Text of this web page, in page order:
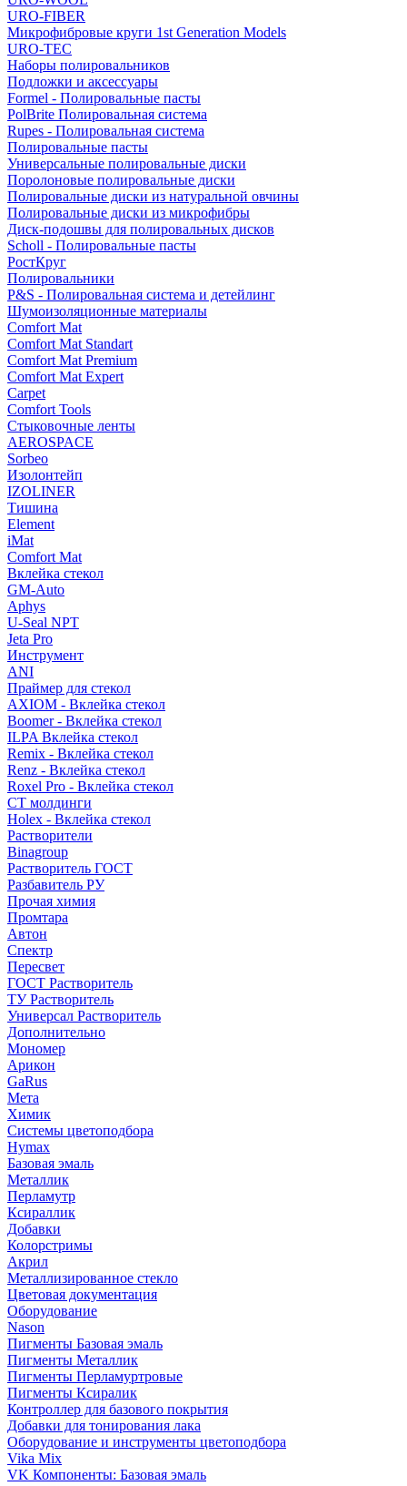
URO-FIBER
Микрофибровые круги 1st Generation Models
URO-TEC
Наборы полировальников
Подложки и аксессуары
Formel - Полировальные пасты
PolBrite Полировальная система
Rupes - Полировальная система
Полировальные пасты
Универсальные полировальные диски
Поролоновые полировальные диски
Полировальные диски из натуральной овчины
Полировальные диски из микрофибры
Диск-подошвы для полировальных дисков
Scholl - Полировальные пасты
РостКруг
Полировальники
P&S - Полировальная система и детейлинг
Шумоизоляционные материалы
Comfort Mat
Comfort Mat Standart
Comfort Mat Premium
Comfort Mat Expert
Carpet
Comfort Tools
Стыковочные ленты
AEROSPACE
Sorbeo
Изолонтейп
IZOLINER
Тишина
Element
iMat
Comfort Mat
Вклейка стекол
GM-Auto
Aphys
U-Seal NPT
Jeta Pro
Инструмент
ANI
Праймер для стекол
AXIOM - Вклейка стекол
Boomer - Вклейка стекол
ILPA Вклейка стекол
Remix - Вклейка стекол
Renz - Вклейка стекол
Roxel Pro - Вклейка стекол
СТ молдинги
Holex - Вклейка стекол
Растворители
Binagroup
Растворитель ГОСТ
Разбавитель РУ
Прочая химия
Промтара
Автон
Спектр
Пересвет
ГОСТ Растворитель
ТУ Растворитель
Универсал Растворитель
Дополнительно
Мономер
Арикон
GaRus
Мета
Химик
Системы цветоподбора
Hymax
Базовая эмаль
Металлик
Перламутр
Ксираллик
Добавки
Колорстримы
Акрил
Металлизированное стекло
Цветовая документация
Оборудование
Nason
Пигменты Базовая эмаль
Пигменты Металлик
Пигменты Перламуртровые
Пигменты Ксиралик
Контроллер для базового покрытия
Добавки для тонирования лака
Оборудование и инструменты цветоподбора
Vika Mix
VK Компоненты: Базовая эмаль